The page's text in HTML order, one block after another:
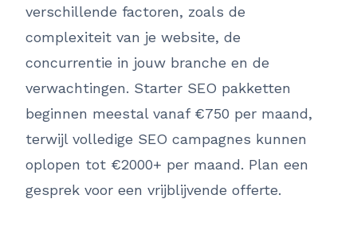
verschillende factoren, zoals de
complexiteit van je website, de
concurrentie in jouw branche en de
verwachtingen. Starter SEO pakketten
beginnen meestal vanaf €750 per maand,
terwijl volledige SEO campagnes kunnen
oplopen tot €2000+ per maand. Plan een
gesprek voor een vrijblijvende offerte.